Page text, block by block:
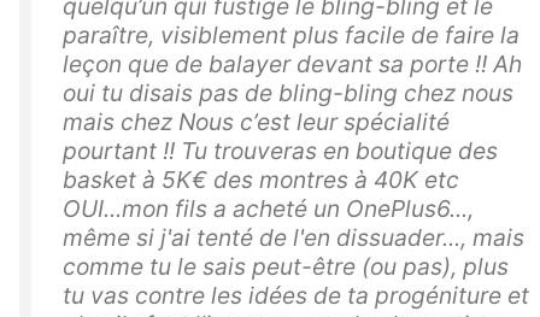
quelqu’un qui fustige le bling-bling et le
paraître, visiblement plus facile de faire la
leçon que de balayer devant sa porte !! Ah
oui tu disais pas de bling-bling chez nous
mais chez Nous c’est leur spécialité
pourtant !! Tu trouveras en boutique des
basket à 5K€ des montres à 40K etc
OUI...mon fils a acheté un OnePlus6...,
même si j'ai tenté de l'en dissuader..., mais
comme tu le sais peut-être (ou pas), plus
tu vas contre les idées de ta progéniture et